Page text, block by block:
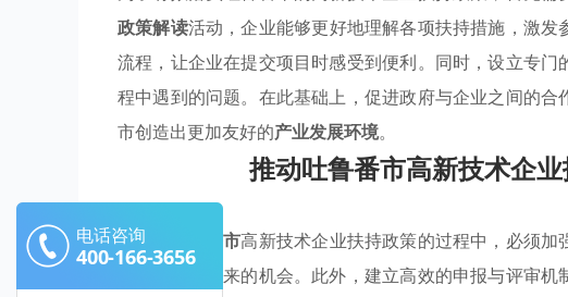
政策解读活动，企业能够更好地理解各项扶持措施，激
流程，让企业在提交项目时感受到便利。同时，设立专
程中遇到的问题。在此基础上，促进政府与企业之间的
市创造出更加友好的产业发展环境。
推动吐鲁番市高新技术企
在推动 吐鲁番市高新技术企业扶持政策的过程中，必须加
的内涵及其带来的机会。此外，建立高效的申报与评审
电话咨询
400-166-3656